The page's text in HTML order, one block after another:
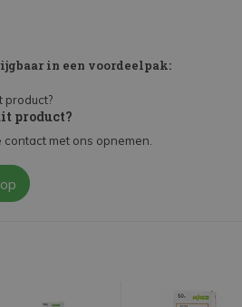
in een voordeelpak:
product?
met ons opnemen.